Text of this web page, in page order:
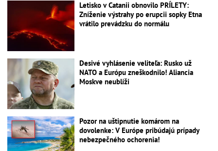
Letisko v Catanii obnovilo PRÍLETY:
Zníženie výstrahy po erupcii sopky Etna
vrátilo prevádzku do normálu
Desivé vyhlásenie veliteľa: Rusko už
NATO a Európu zneškodnilo! Aliancia
Moskve neublíži
Pozor na uštipnutie komárom na
dovolenke: V Európe pribúdajú prípady
nebezpečného ochorenia!